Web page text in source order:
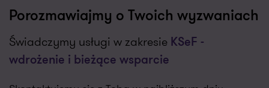
Porozmawiajmy o Twoich wyzwaniach
Świadczymy usługi w zakresie KSeF -
wdrożenie i bieżące wsparcie